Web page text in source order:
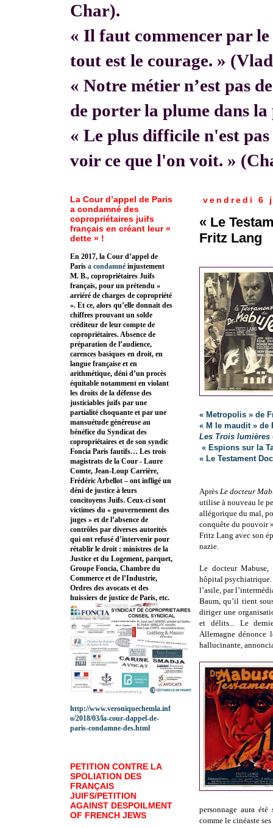
Char).
« Il faut commencer par le
tout est le courage. »
« Notre métier n’est pas
de porter la plume dans
« Le plus difficile n'est
voir ce que l'on voit. »
vendredi 6
« Le
Fritz Lang
« Metropolis » de
« M le maudit » de
Les Trois lumières
« Espions sur la
« Le Testament
Après Le docteur
utilise à nouveau le
allégorique du mal,
conquête du pouvoir
Fritz Lang avec son
nazie.
Le docteur
hôpital
l’asile, par
Baum, qu’il tient
diriger une
et délits... Le
Allemagne dénonce
hallucinante,
personnage aura
comme le cinéaste
La Cour d’appel de Paris
a condamné des
copropriétaires juifs
français en créant leur «
dette » !
En 2017, la Cour d’appel de
Paris a condamné injustement
M. B., copropriétaires Juifs
français, pour un prétendu «
arriéré de charges de copropriété
». Et ce, alors qu’elle donnait des
chiffres prouvant un solde
créditeur de leur compte de
copropriétaires. Absence de
préparation de l’audience,
carences basiques en droit, en
langue française et en
arithmétique, déni d’un procès
équitable notamment en violant
les droits de la défense des
justiciables juifs par une
partialité choquante et par une
mansuétude généreuse au
bénéfice du Syndicat des
copropriétaires et de son syndic
Foncia Paris fautifs… Les trois
magistrats de la Cour - Laure
Comte, Jean-Loup Carrière,
Frédéric Arbellot – ont infligé un
déni de justice à leurs
concitoyens Juifs. Ceux-ci sont
victimes du « gouvernement des
juges » et de l’absence de
contrôles par diverses autorités
qui ont refusé d’intervenir pour
rétablir le droit : ministres de la
Justice et du Logement, parquet,
Groupe Foncia, Chambre du
Commerce et de l’Industrie,
Ordres des avocats et des
huissiers de justice de Paris, etc.
http://www.veroniquechemla.inf
o/2018/03/la-cour-dappel-de-
paris-condamne-des.html
PETITION CONTRE LA
SPOLIATION DES
FRANÇAIS
JUIFS/PETITION
AGAINST DESPOILMENT
OF FRENCH JEWS